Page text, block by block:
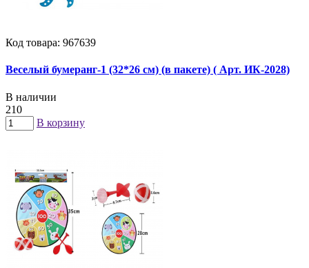
Код товара: 967639
Веселый бумеранг-1 (32*26 см) (в пакете) ( Арт. ИК-2028)
В наличии
210
В корзину